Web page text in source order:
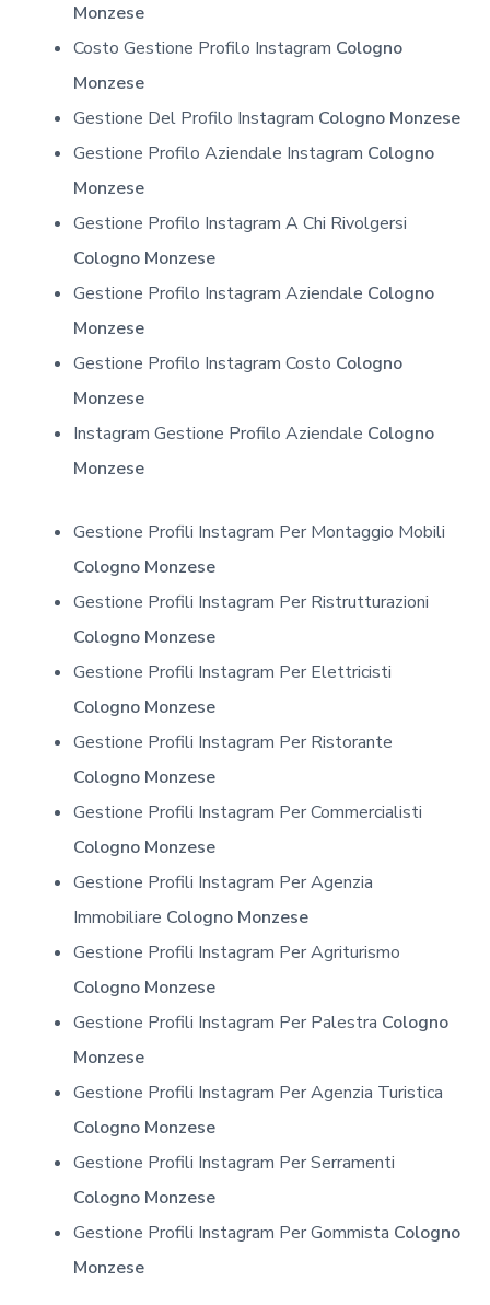
Monzese
Costo Gestione Profilo Instagram Cologno
Monzese
Gestione Del Profilo Instagram Cologno Monzese
Gestione Profilo Aziendale Instagram Cologno
Monzese
Gestione Profilo Instagram A Chi Rivolgersi
Cologno Monzese
Gestione Profilo Instagram Aziendale Cologno
Monzese
Gestione Profilo Instagram Costo Cologno
Monzese
Instagram Gestione Profilo Aziendale Cologno
Monzese
Gestione Profili Instagram Per Montaggio Mobili
Cologno Monzese
Gestione Profili Instagram Per Ristrutturazioni
Cologno Monzese
Gestione Profili Instagram Per Elettricisti
Cologno Monzese
Gestione Profili Instagram Per Ristorante
Cologno Monzese
Gestione Profili Instagram Per Commercialisti
Cologno Monzese
Gestione Profili Instagram Per Agenzia
Immobiliare Cologno Monzese
Gestione Profili Instagram Per Agriturismo
Cologno Monzese
Gestione Profili Instagram Per Palestra Cologno
Monzese
Gestione Profili Instagram Per Agenzia Turistica
Cologno Monzese
Gestione Profili Instagram Per Serramenti
Cologno Monzese
Gestione Profili Instagram Per Gommista Cologno
Monzese